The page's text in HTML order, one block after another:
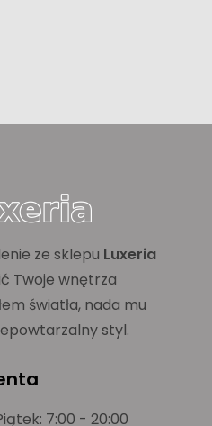
ze sklepu Luxeria
Twoje wnętrza
światła, nada mu
styl.
7:00 - 20:00